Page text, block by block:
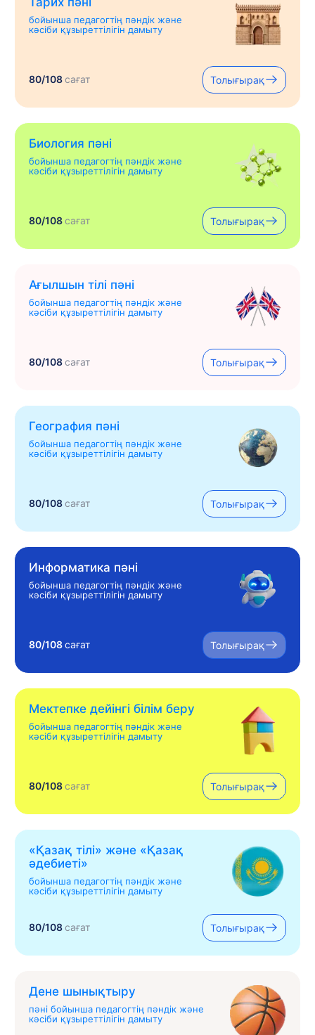
бойынша педагогтің пәндік және
кәсіби құзыреттілігін дамыту
80/108сағат Толығырақ
Биология пәні
бойынша педагогтің пәндік және
кәсіби құзыреттілігін дамыту
80/108сағат Толығырақ
Ағылшын тілі пәні
бойынша педагогтің пәндік және
кәсіби құзыреттілігін дамыту
80/108сағат Толығырақ
География пәні
бойынша педагогтің пәндік және
кәсіби құзыреттілігін дамыту
80/108сағат Толығырақ
Информатика пәні
бойынша педагогтің пәндік және
кәсіби құзыреттілігін дамыту
80/108сағат Толығырақ
Мектепке дейінгі білім беру
бойынша педагогтің пәндік және
кәсіби құзыреттілігін дамыту
80/108сағат Толығырақ
«Қазақ тілі» жəне «Қазақ
əдебиеті»
бойынша педагогтің пәндік және
кәсіби құзыреттілігін дамыту
80/108сағат Толығырақ
Дене шынықтыру
пәні бойынша педагогтің пәндік және
кәсіби құзыреттілігін дамыту